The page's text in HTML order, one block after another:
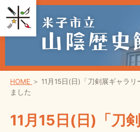
HOME ＞ 11月15日(日)「刀剣展ギャラ
ました
11月15日(日)「刀